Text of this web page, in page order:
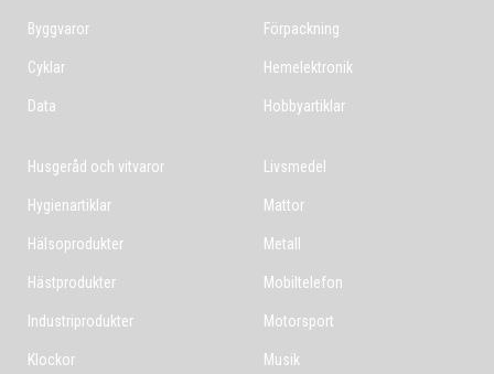
Byggvaror
Cyklar
Data
Förpackning
Hemelektronik
Hobbyartiklar
Husgeråd och vitvaror
Hygienartiklar
Hälsoprodukter
Hästprodukter
Industriprodukter
Klockor
Livsmedel
Mattor
Metall
Mobiltelefon
Motorsport
Musik